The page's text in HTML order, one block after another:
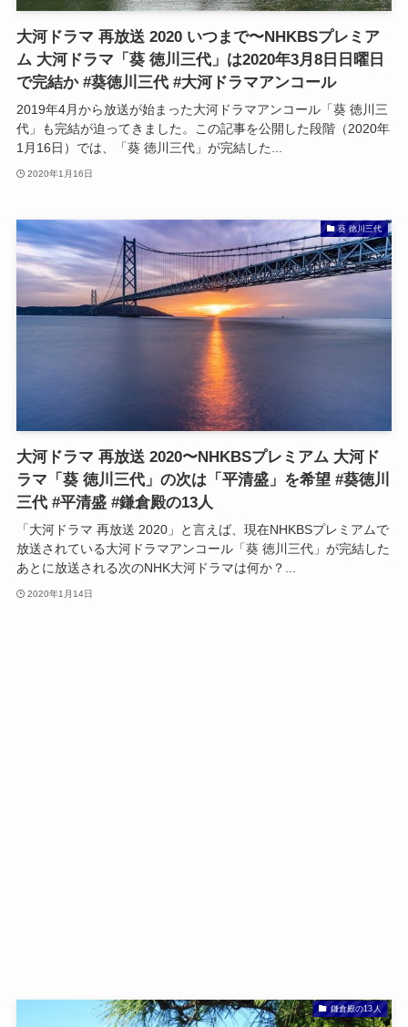
大河ドラマ 再放送 2020 いつまで〜NHKBSプレミア
ム 大河ドラマ「葵 徳川三代」は2020年3月8日日曜日
で完結か #葵徳川三代 #大河ドラマアンコール
2019年4月から放送が始まった大河ドラマアンコール「葵 徳川三
代」も完結が迫ってきました。この記事を公開した段階（2020年
1月16日）では、「葵 徳川三代」が完結した...
2020年1月16日
葵 徳川三代
大河ドラマ 再放送 2020〜NHKBSプレミアム 大河ド
ラマ「葵 徳川三代」の次は「平清盛」を希望 #葵徳川
三代 #平清盛 #鎌倉殿の13人
「大河ドラマ 再放送 2020」と言えば、現在NHKBSプレミアムで
放送されている大河ドラマアンコール「葵 徳川三代」が完結した
あとに放送される次のNHK大河ドラマは何か？...
2020年1月14日
鎌倉殿の13人